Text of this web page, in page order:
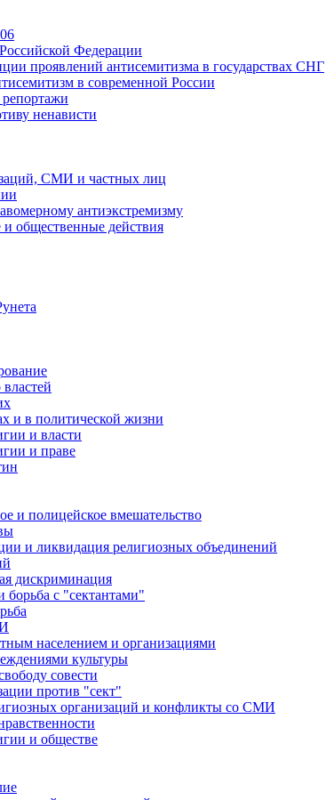
Федерации
проявлений антисемитизма в государствах СНГ
в современной России
ненависти
СМИ и частных лиц
антиэкстремизму
общественные действия
и в политической жизни
и власти
и праве
и полицейское вмешательство
и ликвидация религиозных объединений
дискриминация
с "сектантами"
населением и организациями
культуры
совести
против "сект"
организаций и конфликты со СМИ
и обществе